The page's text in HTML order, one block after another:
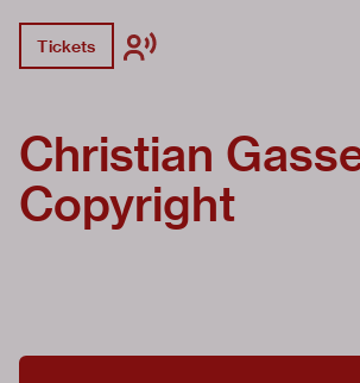
Tickets
Christian
Copyright